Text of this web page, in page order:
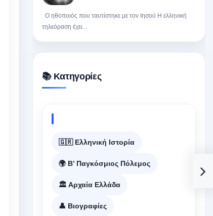
Ο ηθοποιός που ταυτίστηκε με τον Ιησού Η ελληνική
τηλεόραση έχει...
📚 Κατηγορίες
🇬🇷 Ελληνική Ιστορία
🌍 Β’ Παγκόσμιος Πόλεμος
🏛️ Αρχαία Ελλάδα
👤 Βιογραφίες